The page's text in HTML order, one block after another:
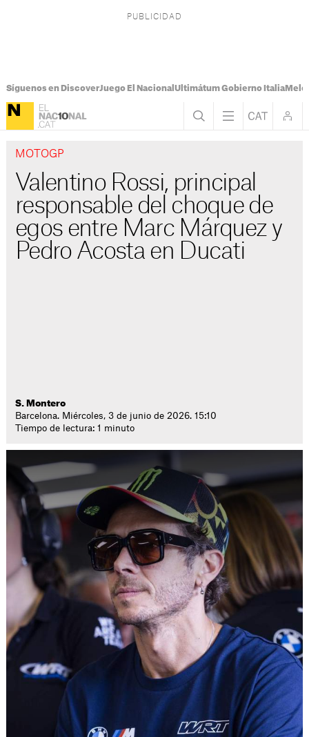
Síguenos en DiscoverJuego El Nacional Ultimátum Gobierno Italia
MOTOGP
Valentino Rossi, principal
responsable del choque de
egos entre Marc Márquez y
Pedro Acosta en Ducati
S. Montero
Barcelona. Miércoles, 3 de junio de 2026. 15:10
Tiempo de lectura: 1 minuto